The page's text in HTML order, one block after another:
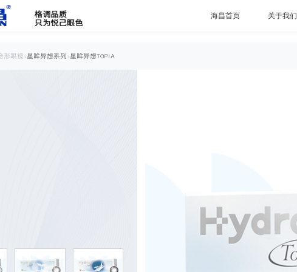
海昌首页 关于我们
形眼镜>星眸异想系列 >星眸异想TOPIA